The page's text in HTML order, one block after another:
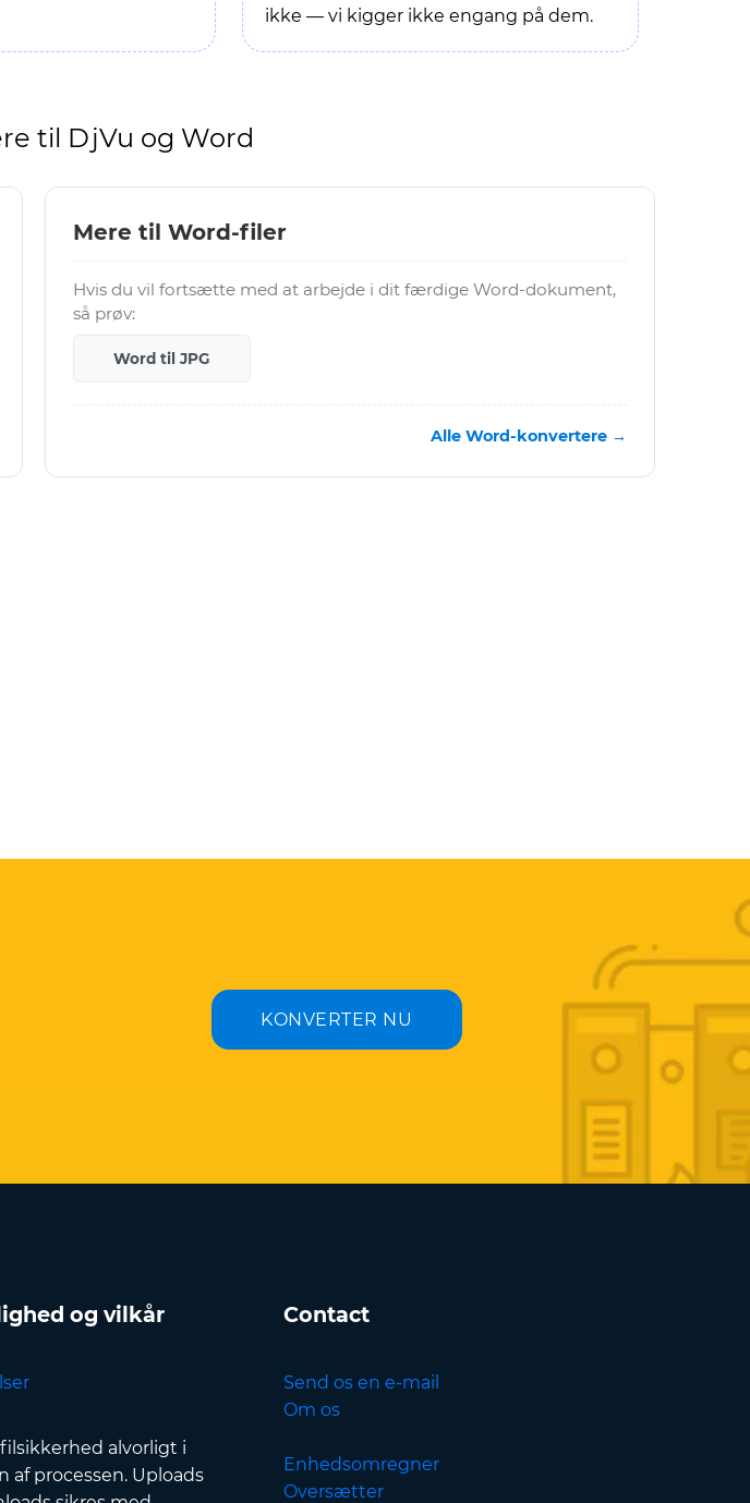
ikke — vi kigger ikke engang på dem.
til DjVu og Word
Mere til Word-filer
Hvis du vil fortsætte med at arbejde i dit færdige Word-dokument,
så prøv:
Word til JPG
Alle Word-konvertere →
KONVERTER NU
og vilkår
alvorligt i
af processen. Uploads
Contact
Send os en e-mail
Om os
Enhedsomregner
Oversætter